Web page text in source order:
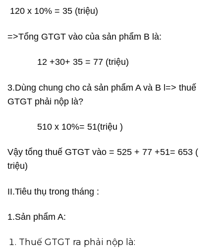
120 x 10% = 35 (triệu)
=>Tổng GTGT vào của sản phẩm B là:
12 +30+ 35 = 77 (triệu)
3.Dùng chung cho cả sản phẩm A và B l=> thuế
GTGT phải nộp là?
510 x 10%= 51(triệu )
Vậy tổng thuế GTGT vào = 525 + 77 +51= 653 (
triệu)
II.Tiêu thụ trong tháng :
1.Sản phẩm A:
Thuế GTGT ra phải nộp là: